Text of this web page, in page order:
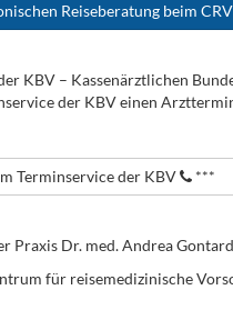
Reiseberatung beim
KBV – Kassenärztlichen
der KBV einen
Terminservice der KBV ***
Dr. med. Andrea
für reisemedizinische